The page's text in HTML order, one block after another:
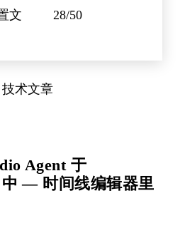
文
28/50
术文章
Agent 于
— 时间线编辑器里